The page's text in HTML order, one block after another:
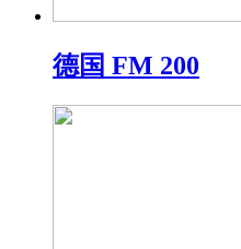
德国 FM 200